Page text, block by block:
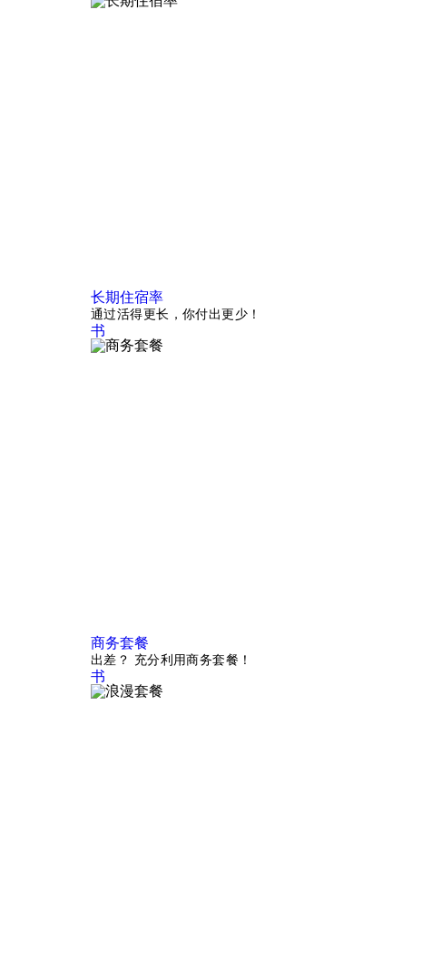
长期住宿率
通过活得更长，你付出更少！
书
商务套餐
出差？ 充分利用商务套餐！
书